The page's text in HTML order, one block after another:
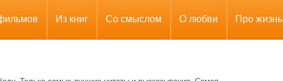
Из книг Со смыслом О любви Про жизнь